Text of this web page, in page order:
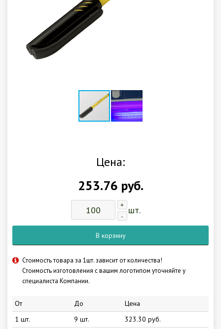
Цена:
253.76 руб.
+
-
шт.
В корзину
Стоимость товара за 1шт. зависит от количества!
Стоимость изготовления с вашим логотипом уточняйте у
специалиста Компании.
От До
Цена
1 шт.
9 шт.
323.30 руб.